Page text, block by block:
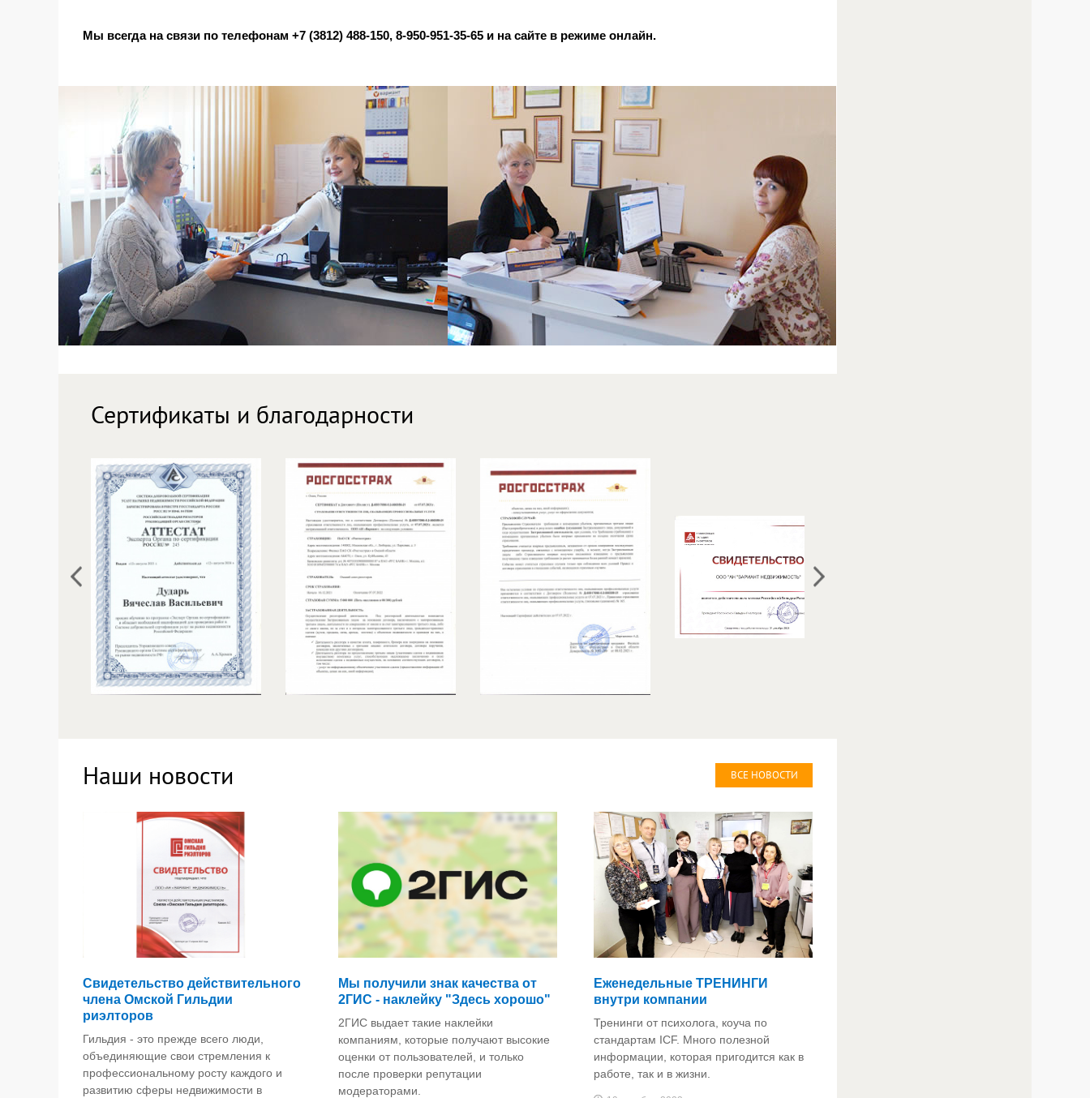
Мы всегда на связи по телефонам +7 (3812) 488-150, 8-950-951-35-65 и на сайте в режиме онлайн.
Сертификаты и благодарности
Наши новости ВСЕ НОВОСТИ
Свидетельство действительного
члена Омской Гильдии
риэлторов
Гильдия - это прежде всего люди,
объединяющие свои стремления к
профессиональному росту каждого и
развитию сферы недвижимости в
Мы получили знак качества от
2ГИС - наклейку "Здесь хорошо"
2ГИС выдает такие наклейки
компаниям, которые получают высокие
оценки от пользователей, и только
после проверки репутации
модераторами.
Еженедельные ТРЕНИНГИ
внутри компании
Тренинги от психолога, коуча по
стандартам ICF. Много полезной
информации, которая пригодится как в
работе, так и в жизни.